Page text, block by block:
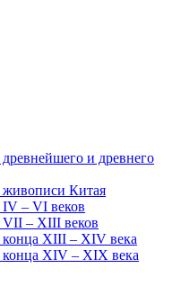
и древнего
живописи Китая
IV – VI веков
VII – XIII веков
конца XIII – XIV века
конца XIV – XIX века